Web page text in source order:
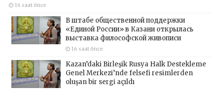
16 saat önce
В штабе общественной поддержки
«Единой России» в Казани открылась
выставка философской живописи
16 saat önce
Kazan’daki Birleşik Rusya Halk Destekleme
Genel Merkezi’nde felsefi resimlerden
oluşan bir sergi açıldı